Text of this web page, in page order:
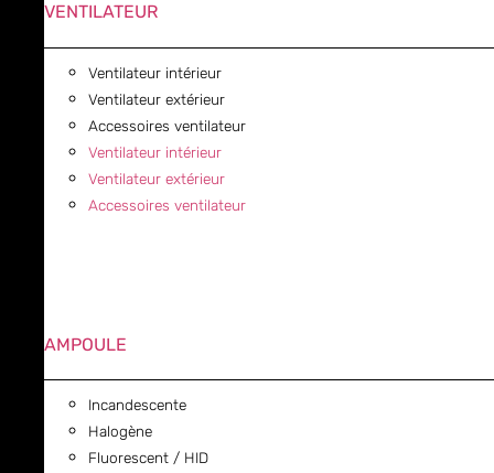
VENTILATEUR
Ventilateur intérieur
Ventilateur extérieur
Accessoires ventilateur
Ventilateur intérieur
Ventilateur extérieur
Accessoires ventilateur
AMPOULE
Incandescente
Halogène
Fluorescent / HID